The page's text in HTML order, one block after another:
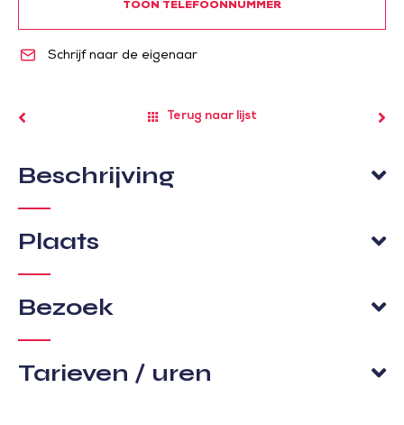
TOON TELEFOONNUMMER
Schrijf naar de eigenaar
Terug naar lijst
Beschrijving
Plaats
Bezoek
Tarieven / uren